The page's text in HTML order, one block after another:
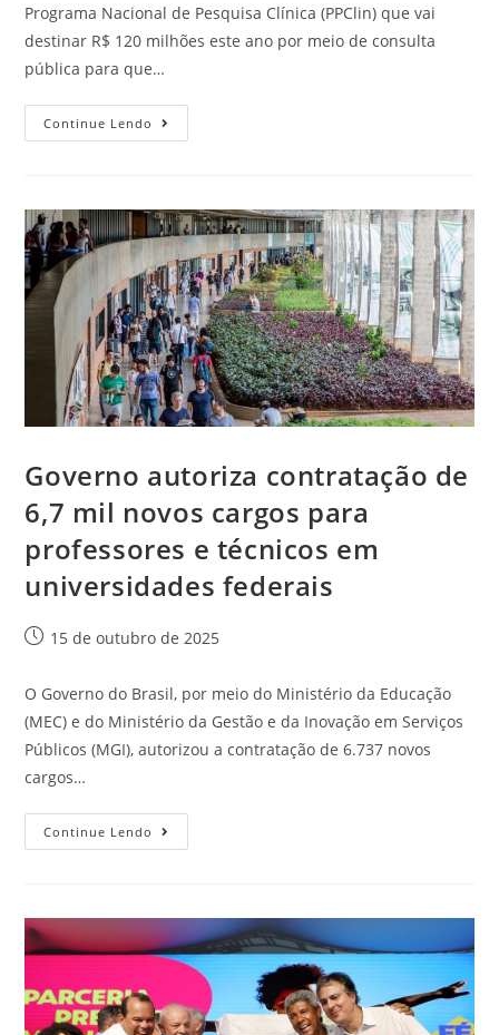
Programa Nacional de Pesquisa Clínica (PPClin) que vai
destinar R$ 120 milhões este ano por meio de consulta
pública para que…
Continue Lendo
Governo autoriza contratação de
6,7 mil novos cargos para
professores e técnicos em
universidades federais
15 de outubro de 2025
O Governo do Brasil, por meio do Ministério da Educação
(MEC) e do Ministério da Gestão e da Inovação em Serviços
Públicos (MGI), autorizou a contratação de 6.737 novos
cargos…
Continue Lendo